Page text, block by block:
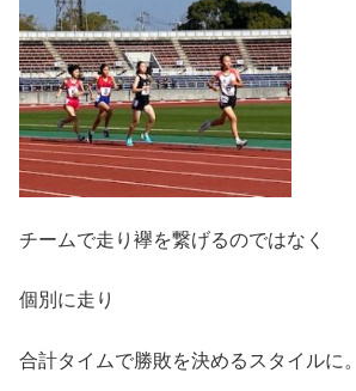
チームで走り襷を繋げるのではなく
個別に走り
合計タイムで勝敗を決めるスタイルに。